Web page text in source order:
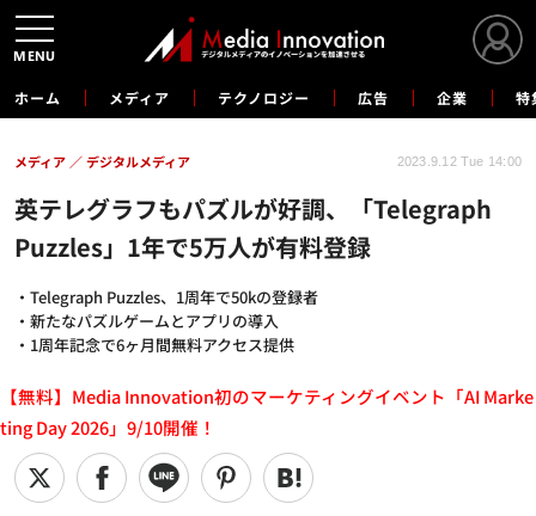
ホーム メディア テクノロジー 広告 企業 特
英テレグラフもパズルが好調、「Telegraph
Puzzles」1年で5万人が有料登録
・Telegraph Puzzles、1周年で50kの登録者
・新たなパズルゲームとアプリの導入
・1周年記念で6ヶ月間無料アクセス提供
メディア デジタルメディア 2023.9.12 Tue 14:00
【無料】Media Innovation初のマーケティングイベント「AI Marke
ting Day 2026」9/10開催！
MENU